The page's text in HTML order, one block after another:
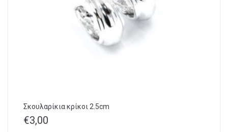
Σκουλαρίκια κρίκοι 2.5cm
€3,00